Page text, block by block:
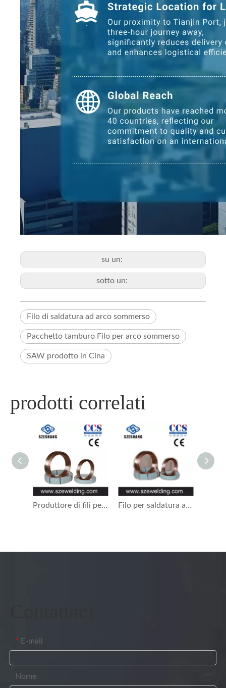
su un:
sotto un:
Filo di saldatura ad arco sommerso
Pacchetto tamburo Filo per arco sommerso
SAW prodotto in Cina
prodotti correlati
Produttore di fili per saldatura ad arco sommerso da 25 kg, 150 kg, 500 kg, 1000 kg in Cina, fornitore di SAW in Cina Filo per saldatura ad arco sommerso, filo per saldatura pacchetto EM12, EM12K, EL12 25KG
* E-mail
Nome